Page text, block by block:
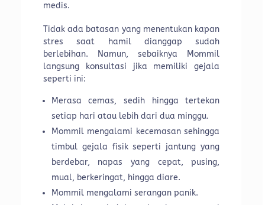
medis.
Tidak ada batasan yang menentukan kapan
stres saat hamil dianggap sudah
berlebihan. Namun, sebaiknya Mommil
langsung konsultasi jika memiliki gejala
seperti ini:
Merasa cemas, sedih hingga tertekan
setiap hari atau lebih dari dua minggu.
Mommil mengalami kecemasan sehingga
timbul gejala fisik seperti jantung yang
berdebar, napas yang cepat, pusing,
mual, berkeringat, hingga diare.
Mommil mengalami serangan panik.